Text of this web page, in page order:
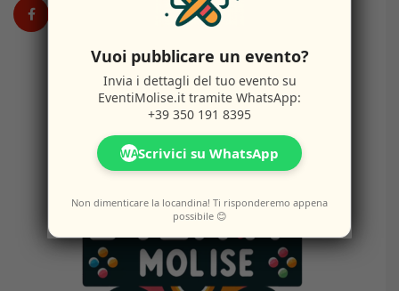
Vuoi pubblicare un evento?
Invia i dettagli del tuo evento su
EventiMolise.it tramite WhatsApp:
+39 350 191 8395
WAScrivici su WhatsApp
Non dimenticare la locandina! Ti risponderemo appena
possibile 😊